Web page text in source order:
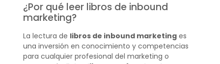
¿Por qué leer libros de inbound
marketing?
La lectura de libros de inbound marketinges
una inversión en conocimiento y competencias
para cualquier profesional del marketing o